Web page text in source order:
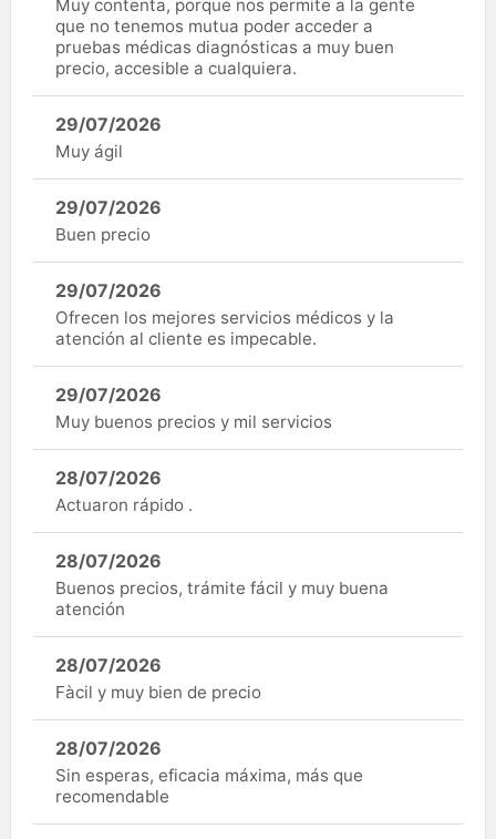
Muy contenta, porque nos permite a la gente
que no tenemos mutua poder acceder a
pruebas médicas diagnósticas a muy buen
precio, accesible a cualquiera.
29/07/2026
Muy ágil
29/07/2026
Buen precio
29/07/2026
Ofrecen los mejores servicios médicos y la
atención al cliente es impecable.
29/07/2026
Muy buenos precios y mil servicios
28/07/2026
Actuaron rápido .
28/07/2026
Buenos precios, trámite fácil y muy buena
atención
28/07/2026
Fàcil y muy bien de precio
28/07/2026
Sin esperas, eficacia máxima, más que
recomendable